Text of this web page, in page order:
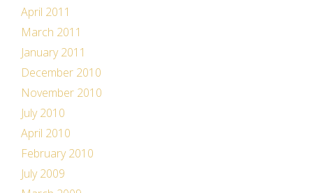
April 2011
March 2011
January 2011
December 2010
November 2010
July 2010
April 2010
February 2010
July 2009